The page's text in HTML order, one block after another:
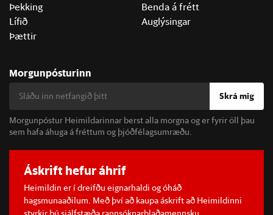
Þekking
Lífið
Þættir
Benda á frétt
Auglýsingar
Morgunpósturinn
Skrá mig
Morgunpóstur Heimildarinnar berst alla morgna og er fyrir öll þau
sem hafa áhuga á fréttum og þjóðfélagsumræðu.
Áskrift hefur áhrif
Heimildin er í dreifðu eignarhaldi og óháð
hagsmunaaðilum. Með því að kaupa áskrift að Heimildinni